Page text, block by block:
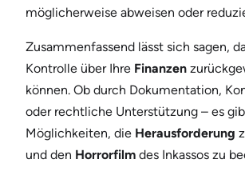
möglicherweise abweisen oder
Zusammenfassend lässt sich sagen,
Kontrolle über Ihre Finanzen
können. Ob durch Dokumentation,
oder rechtliche Unterstützung – es
Möglichkeiten, die Herausforderung
und den Horrorfilm des Inkassos zu